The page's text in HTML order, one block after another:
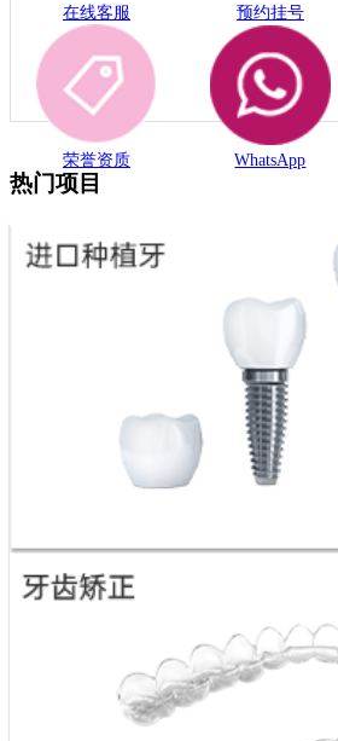
在线客服 预约挂号
荣誉资质 WhatsApp
热门项目